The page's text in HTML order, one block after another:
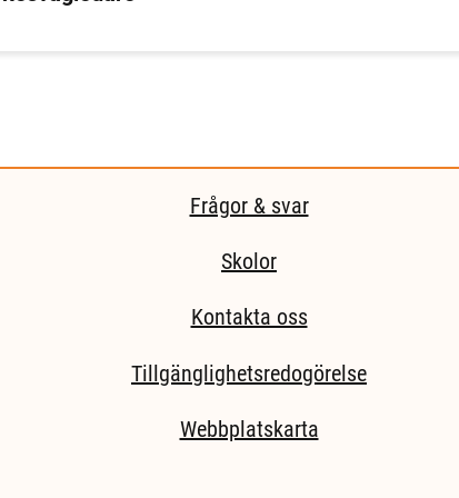
Frågor & svar
Skolor
Kontakta oss
Tillgänglighetsredogörelse
Webbplatskarta